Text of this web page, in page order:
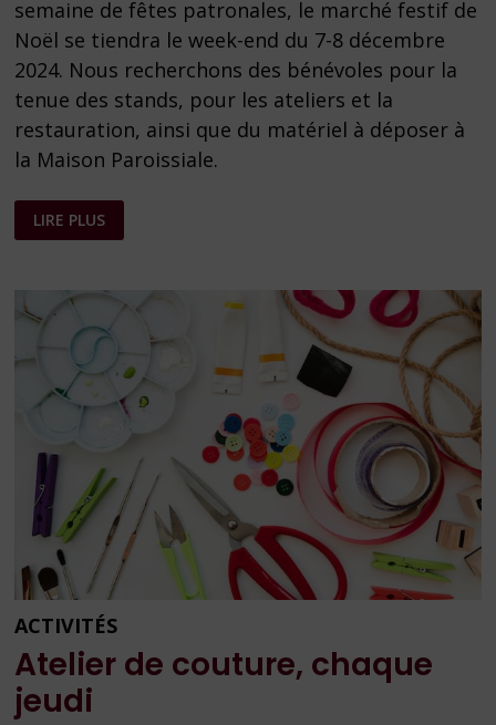
semaine de fêtes patronales, le marché festif de
Noël se tiendra le week-end du 7-8 décembre
2024. Nous recherchons des bénévoles pour la
tenue des stands, pour les ateliers et la
restauration, ainsi que du matériel à déposer à
la Maison Paroissiale.
MARCHÉ
DE
NOËL
2024
LIRE PLUS
ACTIVITÉS
Atelier de couture, chaque
jeudi